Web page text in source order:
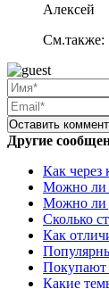
Алексей
См.также:
Другие
Как через
Можно ли
Можно ли
Сколько
Как
Покупают
Какие